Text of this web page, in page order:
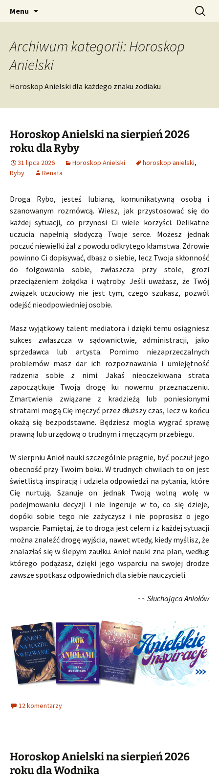
CzaroMarowy horoskop
dzienny, miesięczny i
tygodniowy
Profesjonalne przepowiednie astrologiczne
Menu Szukaj:
Archiwum kategorii: Horoskop
Anielski
Horoskop Anielski dla każdego znaku zodiaku
Horoskop Anielski na sierpień 2026
roku dla Ryby
31 lipca 2026 Horoskop Anielski horoskop anielski,
Ryby
Renata
Droga Rybo, jesteś lubianą, komunikatywną osobą i
szanowanym rozmówcą. Wiesz, jak przystosować się do
każdej sytuacji, co przynosi Ci wiele korzyści. Delikatne
uczucia napełnią słodyczą Twoje serce. Możesz jednak
poczuć niewielki żal z powodu odkrytego kłamstwa. Zdrowie
powinno Ci dopisywać, dbasz o siebie, lecz Twoja skłonność
do folgowania sobie, zwłaszcza przy stole, grozi
przeciążeniem żołądka i wątroby. Jeśli uważasz, że Twój
związek uczuciowy nie jest tym, czego szukasz, pozwól
odejść nieodpowiedniej osobie.
Masz wyjątkowy talent mediatora i dzięki temu osiągniesz
sukces zwłaszcza w sądownictwie, administracji, jako
sprzedawca lub artysta. Pomimo niezaprzeczalnych
problemów masz dar ich rozpoznawania i umiejętność
radzenia sobie z nimi. Jakaś nieoczekiwana strata
zapoczątkuje Twoją drogę ku nowemu przeznaczeniu.
Zmartwienia związane z kradzieżą lub poniesionymi
stratami mogą Cię męczyć przez dłuższy czas, lecz w końcu
okażą się bezpodstawne. Będziesz mogla wygrać sprawę
prawną lub urzędową o trudnym i męczącym przebiegu.
W sierpniu Anioł nauki szczególnie pragnie, być poczuł jego
obecność przy Twoim boku. W trudnych chwilach to on jest
świetlistą inspiracją i udziela odpowiedzi na pytania, które
Cię nurtują. Szanuje on jednak Twoją wolną wolę w
podejmowaniu decyzji i nie ingeruje w to, co się dzieje,
dopóki sobie tego nie zażyczysz i nie poprosisz o jego
wsparcie. Pamiętaj, że to droga jest celem i z każdej sytuacji
można znaleźć drogę wyjścia, nawet wtedy, kiedy myślisz, że
znalazłaś się w ślepym zaułku. Anioł nauki zna plan, według
którego podążasz, dzięki jego wsparciu na swojej drodze
zawsze spotkasz odpowiednich dla siebie nauczycieli.
~~ Słuchająca Aniołów
12 komentarzy
Horoskop Anielski na sierpień 2026
roku dla Wodnika